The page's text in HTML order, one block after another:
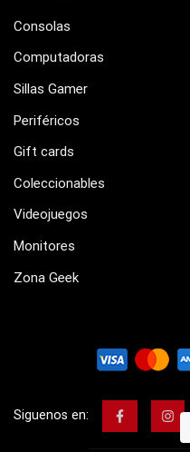
Consolas
Computadoras
Sillas Gamer
Periféricos
Gift cards
Coleccionables
Videojuegos
Monitores
Zona Geek
Siguenos en: